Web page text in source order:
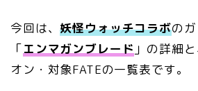
今回は、妖怪ウォッチコラボの
「エンマガンブレード 」の詳細
オン・対象FATEの一覧表です。